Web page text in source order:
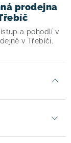
prodejna
a pohodlí v
v Třebíči.